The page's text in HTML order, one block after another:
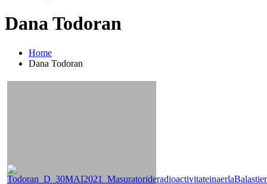
Dana Todoran
Home
Dana Todoran